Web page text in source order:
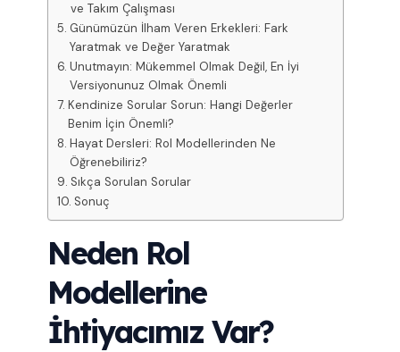
ve Takım Çalışması
Günümüzün İlham Veren Erkekleri: Fark
Yaratmak ve Değer Yaratmak
Unutmayın: Mükemmel Olmak Değil, En İyi
Versiyonunuz Olmak Önemli
Kendinize Sorular Sorun: Hangi Değerler
Benim İçin Önemli?
Hayat Dersleri: Rol Modellerinden Ne
Öğrenebiliriz?
Sıkça Sorulan Sorular
Sonuç
Neden Rol
Modellerine
İhtiyacımız Var?